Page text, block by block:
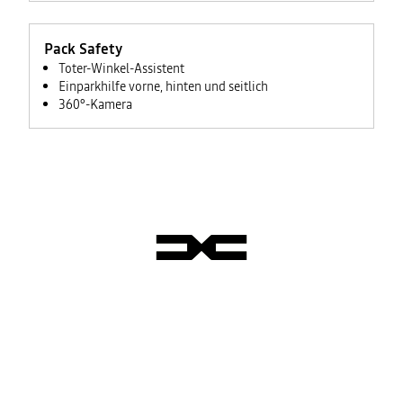
Pack Safety
Toter-Winkel-Assistent
Einparkhilfe vorne, hinten und seitlich
360°-Kamera